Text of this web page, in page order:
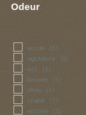
Odeur
acide (5)
agreable (8)
ail (1)
boisee (1)
chou (1)
crabe (1)
epicee (3)